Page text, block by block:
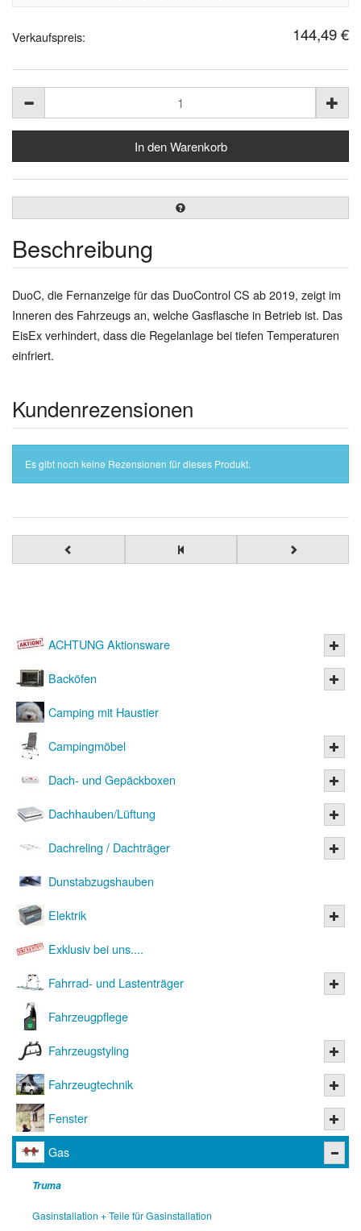
Verkaufspreis: 144,49 €
Beschreibung
DuoC, die Fernanzeige für das DuoControl CS ab 2019, zeigt im
Inneren des Fahrzeugs an, welche Gasflasche in Betrieb ist. Das
EisEx verhindert, dass die Regelanlage bei tiefen Temperaturen
einfriert.
Kundenrezensionen
Es gibt noch keine Rezensionen für dieses Produkt.
ACHTUNG Aktionsware
Backöfen
Camping mit Haustier
Campingmöbel
Dach- und Gepäckboxen
Dachhauben/Lüftung
Dachreling / Dachträger
Dunstabzugshauben
Elektrik
Exklusiv bei uns....
Fahrrad- und Lastenträger
Fahrzeugpflege
Fahrzeugstyling
Fahrzeugtechnik
Fenster
Gas
Truma
Gasinstallation + Teile für Gasinstallation